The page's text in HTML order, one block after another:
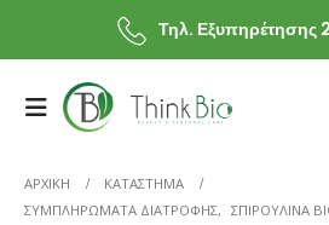
Τηλ. Εξυπηρέτησης
ΑΡΧΙΚΗ
ΚΑΤΆΣΤΗΜΑ
ΣΥΜΠΛΗΡΩΜΑΤΑ ΔΙΑΤΡΟΦΗΣ, ΣΠΙΡΟΥΛΙΝΑ